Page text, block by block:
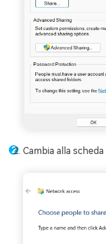
Cambia alla scheda